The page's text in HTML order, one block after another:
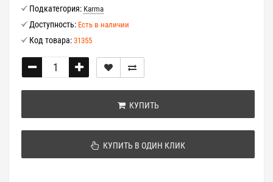
Подкатегория: Karma
Доступность: Есть в наличии
Код товара: 31355
КУПИТЬ
КУПИТЬ В ОДИН КЛИК